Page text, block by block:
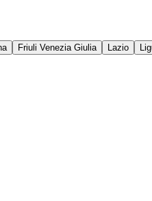
Friuli Venezia Giulia Lazio